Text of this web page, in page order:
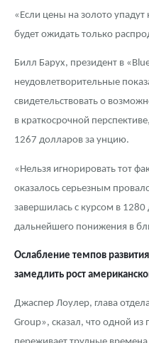
«Если цены на золото
будет ожидать только
Билл Барух, президент в
неудовлетворительные
свидетельствовать о
в краткосрочной
1267 долларов за унцию.
«Нельзя игнорировать тот
оказалось серьезным
завершилась с курсом в
дальнейшего понижения в
Ослабление темпов
замедлить рост
Джаспер Лоулер, глава
Group», сказал, что одной